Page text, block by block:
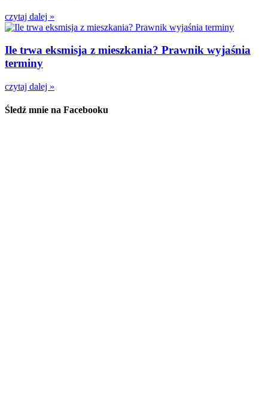
czytaj dalej »
Ile trwa eksmisja z mieszkania? Prawnik wyjaśnia
terminy
czytaj dalej »
Śledź mnie na Facebooku